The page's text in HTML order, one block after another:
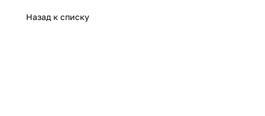
Назад к списку